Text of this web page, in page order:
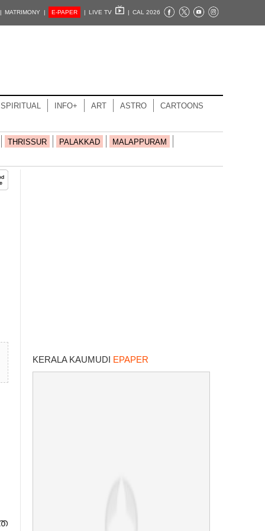
MATRIMONY | E-PAPER | LIVE TV | CAL 2026
SPIRITUAL INFO+ ART ASTRO CARTOONS
THRISSUR PALAKKAD MALAPPURAM
KERALA KAUMUDI EPAPER